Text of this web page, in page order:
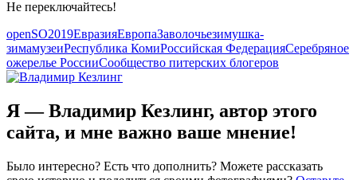
Не переключайтесь!
openSO2019ЕвразияЕвропаЗаволочьезимушка-
зимамузеиРеспублика КомиРоссийская ФедерацияСеребряное
ожерелье РоссииСообщество питерских блогеров
Я — Владимир Кезлинг, автор этого
сайта, и мне важно ваше мнение!
Было интересно? Есть что дополнить? Можете рассказать